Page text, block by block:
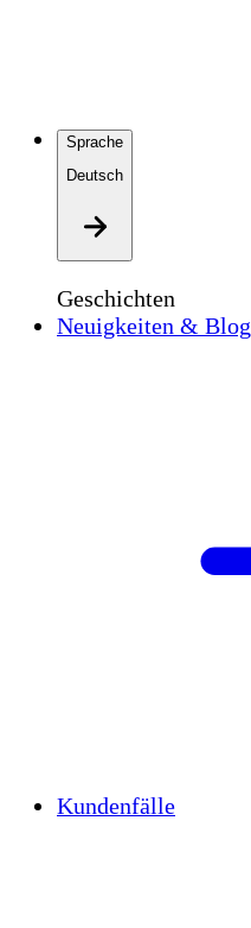
Sprache
Deutsch
Geschichten
Neuigkeiten & Blog
Kundenfälle